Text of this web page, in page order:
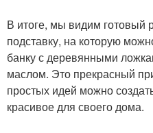
В итоге, мы видим готовый
подставку, на которую
банку с деревянными
маслом. Это прекрасный
простых идей можно
красивое для своего дома.